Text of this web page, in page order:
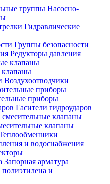
Насосно-
Гидравлические
Группы безопасности
Редукторы давления
клапаны
Воздухоотводчики
приборы
Гасители гидроударов
клапаны
и водоснабжения
Запорная арматура